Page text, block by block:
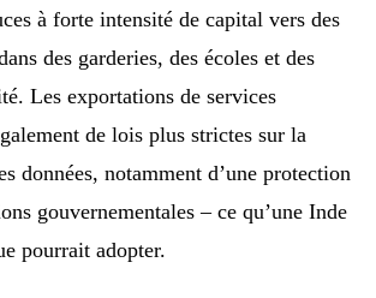
à forte intensité de capital vers des
des garderies, des écoles et des
Les exportations de services
de lois plus strictes sur la
données, notamment d’une protection
gouvernementales – ce qu’une Inde
pourrait adopter.